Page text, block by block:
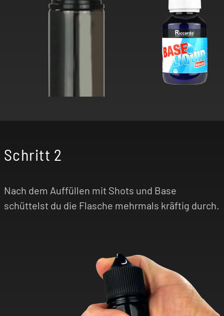
Schritt 2
Nach dem Auffüllen mit Shots und Base
schüttelst du die Flasche mehrmals kräftig durch.